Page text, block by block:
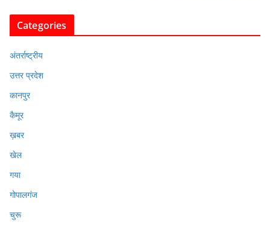
Categories
अंतर्राष्ट्रीय
उत्तर प्रदेश
कानपुर
कैमूर
ख़बर
खेल
गया
गोपालगंज
चुरू